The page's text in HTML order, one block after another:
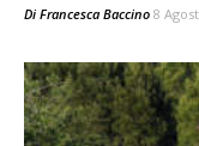
Di Francesca Baccino 8